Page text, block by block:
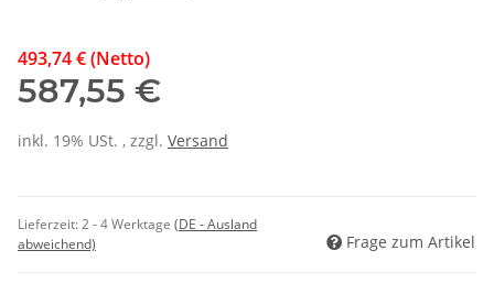
493,74 € (Netto)
587,55 €
inkl. 19% USt. , zzgl. Versand
Lieferzeit:2 - 4 Werktage (DE - Ausland
abweichend)
Frage zum Artikel